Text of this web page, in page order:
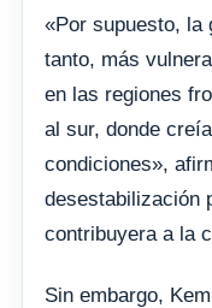
«Por supuesto, la
tanto, más
en las regiones
al sur, donde
condiciones»,
desestabilización
contribuyera a la
Sin embargo,